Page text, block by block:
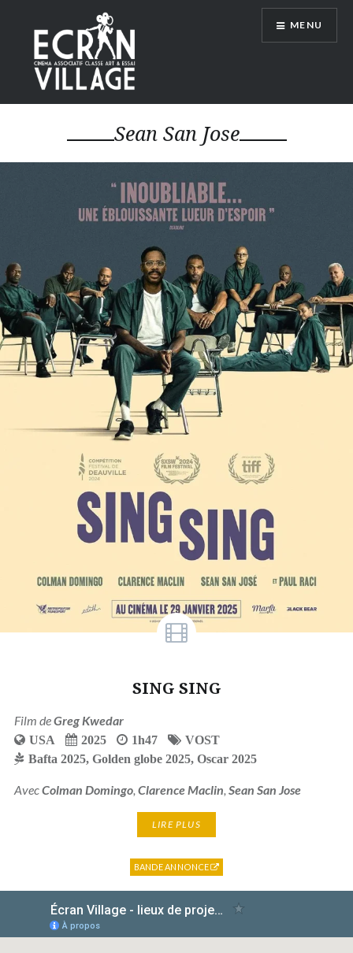
contenu
principal
ÉCRAN VILLAGE
MENU
Sean San Jose
SING SING
Film deGreg Kwedar
USA 2025 1h47
VOST
Bafta 2025, Golden globe 2025, Oscar 2025
AvecColman Domingo, Clarence Maclin Sean San Jose
LIRE PLUS
BANDE ANNONCE